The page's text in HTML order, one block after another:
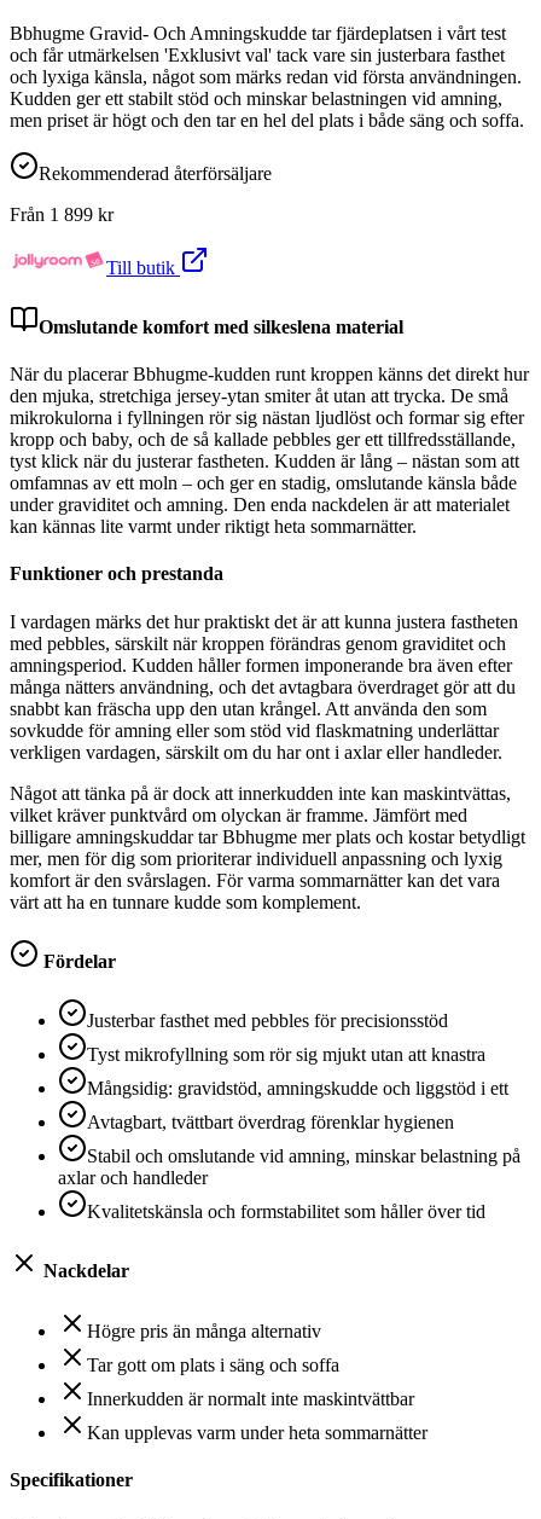
Bbhugme Gravid- Och Amningskudde tar fjärdeplatsen i vårt test
och får utmärkelsen 'Exklusivt val' tack vare sin justerbara fasthet
och lyxiga känsla, något som märks redan vid första användningen.
Kudden ger ett stabilt stöd och minskar belastningen vid amning,
men priset är högt och den tar en hel del plats i både säng och soffa.
Rekommenderad återförsäljare
Från 1 899 kr
Till butik
Omslutande komfort med silkeslena material
När du placerar Bbhugme-kudden runt kroppen känns det direkt hur
den mjuka, stretchiga jersey-ytan smiter åt utan att trycka. De små
mikrokulorna i fyllningen rör sig nästan ljudlöst och formar sig efter
kropp och baby, och de så kallade pebbles ger ett tillfredsställande,
tyst klick när du justerar fastheten. Kudden är lång – nästan som att
omfamnas av ett moln – och ger en stadig, omslutande känsla både
under graviditet och amning. Den enda nackdelen är att materialet
kan kännas lite varmt under riktigt heta sommarnätter.
Funktioner och prestanda
I vardagen märks det hur praktiskt det är att kunna justera fastheten
med pebbles, särskilt när kroppen förändras genom graviditet och
amningsperiod. Kudden håller formen imponerande bra även efter
många nätters användning, och det avtagbara överdraget gör att du
snabbt kan fräscha upp den utan krångel. Att använda den som
sovkudde för amning eller som stöd vid flaskmatning underlättar
verkligen vardagen, särskilt om du har ont i axlar eller handleder.
Något att tänka på är dock att innerkudden inte kan maskintvättas,
vilket kräver punktvård om olyckan är framme. Jämfört med
billigare amningskuddar tar Bbhugme mer plats och kostar betydligt
mer, men för dig som prioriterar individuell anpassning och lyxig
komfort är den svårslagen. För varma sommarnätter kan det vara
värt att ha en tunnare kudde som komplement.
Fördelar
Justerbar fasthet med pebbles för precisionsstöd
Tyst mikrofyllning som rör sig mjukt utan att knastra
Mångsidig: gravidstöd, amningskudde och liggstöd i ett
Avtagbart, tvättbart överdrag förenklar hygienen
Stabil och omslutande vid amning, minskar belastning på
axlar och handleder
Kvalitetskänsla och formstabilitet som håller över tid
Nackdelar
Högre pris än många alternativ
Tar gott om plats i säng och soffa
Innerkudden är normalt inte maskintvättbar
Kan upplevas varm under heta sommarnätter
Specifikationer